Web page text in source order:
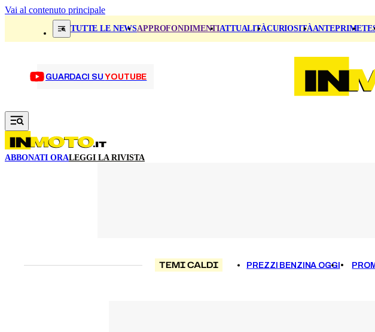
Vai al contenuto principale
TUTTE LE NEWSAPPROFONDIMENTIATTUALITÀCURIOSITÀANTEPRIME
GUARDACI SUYOUTUBE
ABBONATI ORALEGGI LA RIVISTA
TEMI CALDI PREZZI BENZINA OGGI